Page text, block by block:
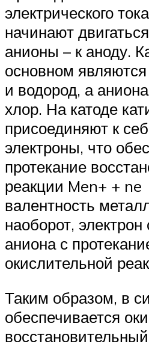
электрического
начинают
анионы – к аноду.
основном
и водород, а
хлор. На катоде
присоединяют к
электроны, что
протекание
реакции Men+ +
валентность
наоборот, электрон
аниона с
окислительной
Таким образом, в
обеспечивается